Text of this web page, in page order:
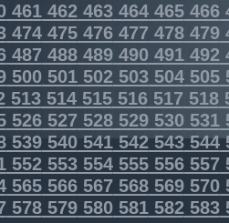
461462463464465466
474475476477 478479
487 488489490491492
500501502503504505
513514515516517 518
526527 528529530 531
539540541542543544
552553554555556557
565566567568569570
578579580581582583